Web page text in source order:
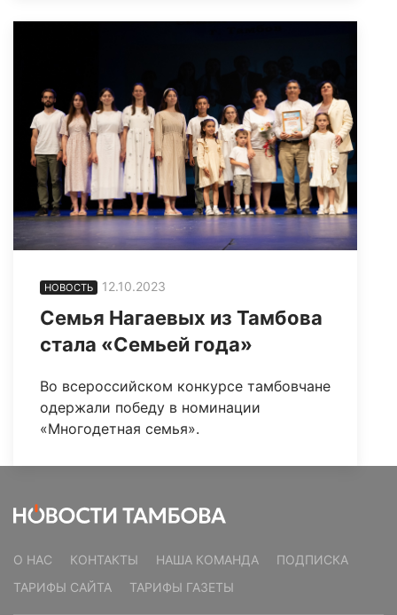
НОВОСТЬ 12.10.2023
Семья Нагаевых из Тамбова
стала «Семьей года»
Во всероссийском конкурсе тамбовчане
одержали победу в номинации
«Многодетная семья».
О НАС КОНТАКТЫ НАША КОМАНДА
ПОДПИСКА
ТАРИФЫ САЙТА
ТАРИФЫ ГАЗЕТЫ